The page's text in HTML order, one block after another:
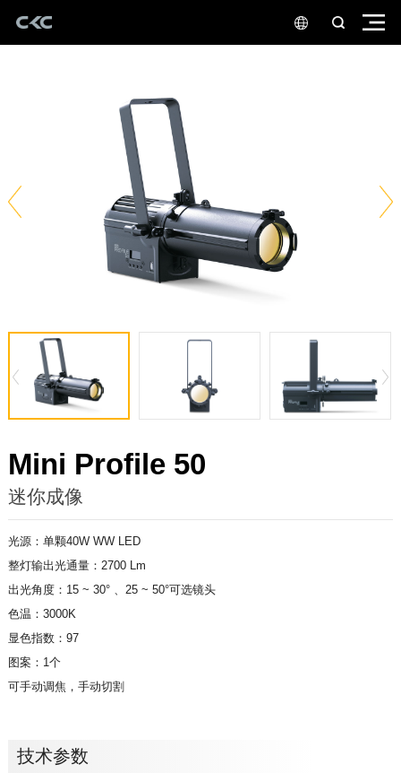
Mini Profile 50
迷你成像
光源：单颗40W WW LED
整灯输出光通量：2700 Lm
出光角度：15 ~ 30° 、25 ~ 50°可选镜头
色温：3000K
显色指数：97
图案：1个
可手动调焦，手动切割
技术参数